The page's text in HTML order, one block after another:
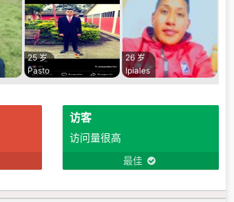
25 岁
Pasto
26 岁
Ipiales
访客
访问量很高
最佳